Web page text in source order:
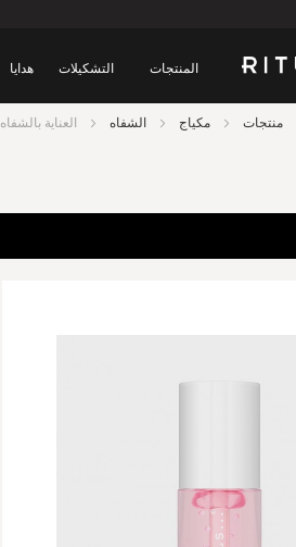
المنتجات التشكيلات هدايا
منتجات مكياج الشفاه العناية بالشفاه